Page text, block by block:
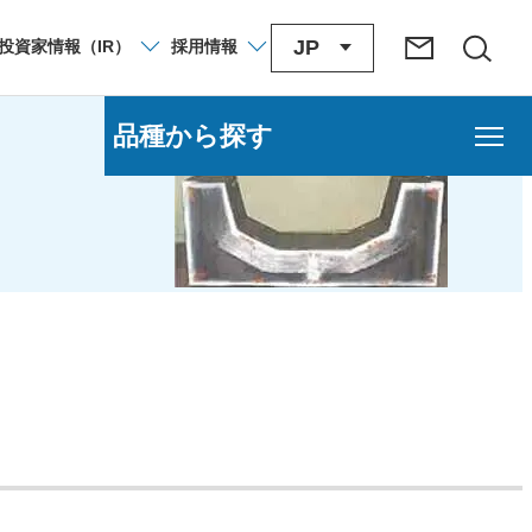
資家情報 （IR） 採用情報 JP
品種から探す